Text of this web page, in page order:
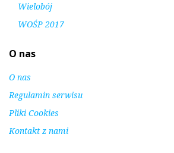
Wielobój
WOŚP 2017
O nas
O nas
Regulamin serwisu
Pliki Cookies
Kontakt z nami